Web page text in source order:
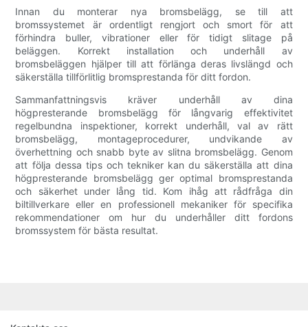
Innan du monterar nya bromsbelägg, se till att
bromssystemet är ordentligt rengjort och smort för att
förhindra buller, vibrationer eller för tidigt slitage på
beläggen. Korrekt installation och underhåll av
bromsbeläggen hjälper till att förlänga deras livslängd och
säkerställa tillförlitlig bromsprestanda för ditt fordon.
Sammanfattningsvis kräver underhåll av dina
högpresterande bromsbelägg för långvarig effektivitet
regelbundna inspektioner, korrekt underhåll, val av rätt
bromsbelägg, montageprocedurer, undvikande av
överhettning och snabb byte av slitna bromsbelägg. Genom
att följa dessa tips och tekniker kan du säkerställa att dina
högpresterande bromsbelägg ger optimal bromsprestanda
och säkerhet under lång tid. Kom ihåg att rådfråga din
biltillverkare eller en professionell mekaniker för specifika
rekommendationer om hur du underhåller ditt fordons
bromssystem för bästa resultat.